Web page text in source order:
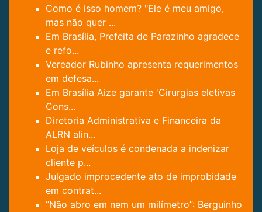
Como é isso homem? "Ele é meu amigo,
mas não quer ...
Em Brasília, Prefeita de Parazinho agradece
e refo...
Vereador Rubinho apresenta requerimentos
em defesa...
Em Brasília Aize garante 'Cirurgias eletivas
Cons...
Diretoria Administrativa e Financeira da
ALRN alin...
Loja de veículos é condenada a indenizar
cliente p...
Julgado improcedente ato de improbidade
em contrat...
“Não abro em nem um milímetro”: Berguinho